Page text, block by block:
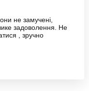
не замучені,
задоволення. Не
, зручно